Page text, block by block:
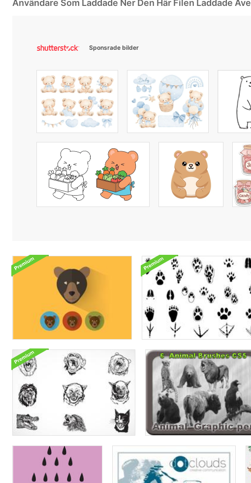
Användare Som Laddade Ner Den Här Filen Laddade
Sponsrade bilder